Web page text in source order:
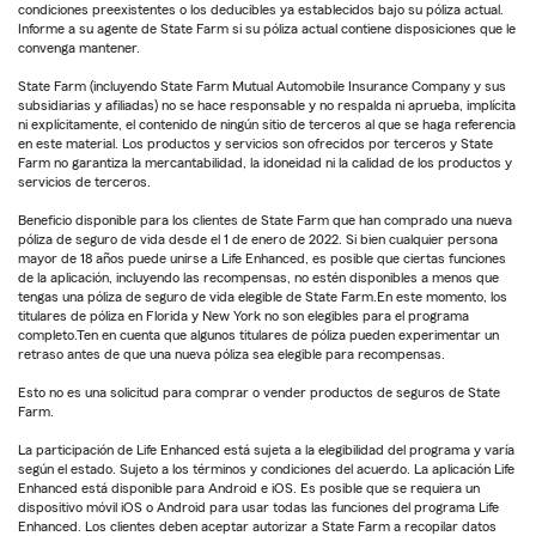
condiciones preexistentes o los deducibles ya establecidos bajo su póliza actual.
Informe a su agente de State Farm si su póliza actual contiene disposiciones que le
convenga mantener.
State Farm (incluyendo State Farm Mutual Automobile Insurance Company y sus
subsidiarias y afiliadas) no se hace responsable y no respalda ni aprueba, implícita
ni explícitamente, el contenido de ningún sitio de terceros al que se haga referencia
en este material. Los productos y servicios son ofrecidos por terceros y State
Farm no garantiza la mercantabilidad, la idoneidad ni la calidad de los productos y
servicios de terceros.
Beneficio disponible para los clientes de State Farm que han comprado una nueva
póliza de seguro de vida desde el 1 de enero de 2022. Si bien cualquier persona
mayor de 18 años puede unirse a Life Enhanced, es posible que ciertas funciones
de la aplicación, incluyendo las recompensas, no estén disponibles a menos que
tengas una póliza de seguro de vida elegible de State Farm.En este momento, los
titulares de póliza en Florida y New York no son elegibles para el programa
completo.Ten en cuenta que algunos titulares de póliza pueden experimentar un
retraso antes de que una nueva póliza sea elegible para recompensas.
Esto no es una solicitud para comprar o vender productos de seguros de State
Farm.
La participación de Life Enhanced está sujeta a la elegibilidad del programa y varía
según el estado. Sujeto a los términos y condiciones del acuerdo. La aplicación Life
Enhanced está disponible para Android e iOS. Es posible que se requiera un
dispositivo móvil iOS o Android para usar todas las funciones del programa Life
Enhanced. Los clientes deben aceptar autorizar a State Farm a recopilar datos